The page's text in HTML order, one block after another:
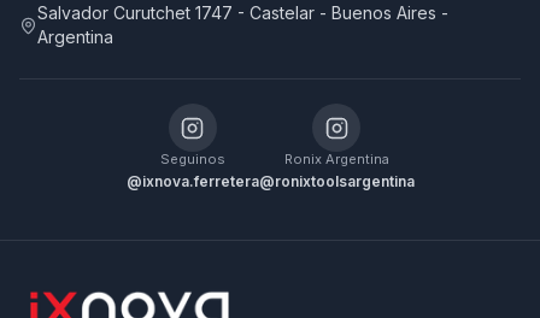
Salvador Curutchet 1747 - Castelar - Buenos Aires -
Argentina
Seguinos
@ixnova.ferretera
Ronix Argentina
@ronixtoolsargentina